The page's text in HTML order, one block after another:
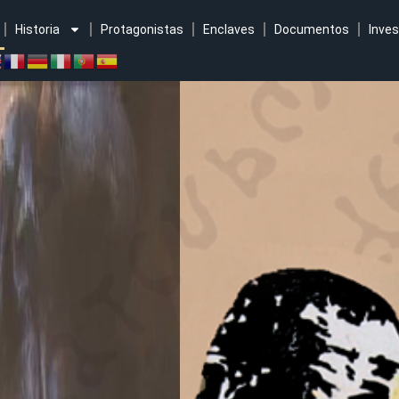
Historia Protagonistas Enclaves Documentos